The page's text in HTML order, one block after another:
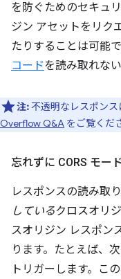
を防ぐためのセキュ
ジン アセットをリク
たりすることは可能
コードを読み取れない
注:不透明なレスポン
Overflow Q&A をご覧くだ
忘れずに CORS モー
レスポンスの読み取
しているクロスオリ
スオリジン レスポン
ります。たとえば、
トリガーします。こ